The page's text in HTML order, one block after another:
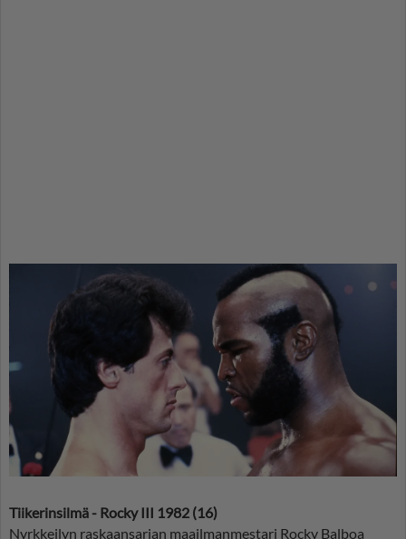
Tiikerinsilmä - Rocky III 1982 (16)
Nyrkkeilyn raskaansarjan maailmanmestari Rocky Balboa